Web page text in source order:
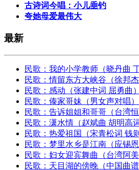
古诗词今唱：小儿垂钓
夸她母爱最伟大
最新
民歌：我的小学教师（晓丹曲
民歌：情留东方大峡谷（徐邦杰
民歌：感动（张建中词 屈勇曲）
民歌：傣家哥妹（男女声对唱）
民歌：告诉姐姐和哥哥（台湾
民歌：潇水情（赵斌曲 胡明高词
民歌：热爱祖国（宋青松词 钱
民歌：梦里水乡是江南（应锡恩
民歌：妇女迎宾舞曲（台湾阿美
民歌：天目湖的傍晚（中国曲